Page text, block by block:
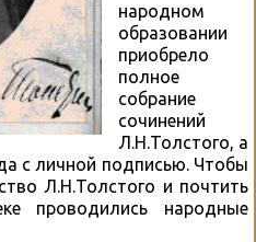
народном
образовании
приобрело
полное
собрание
сочинений
Л.Н.Толстого, а
с личной подписью. Чтобы
Л.Н.Толстого и почтить
проводились народные